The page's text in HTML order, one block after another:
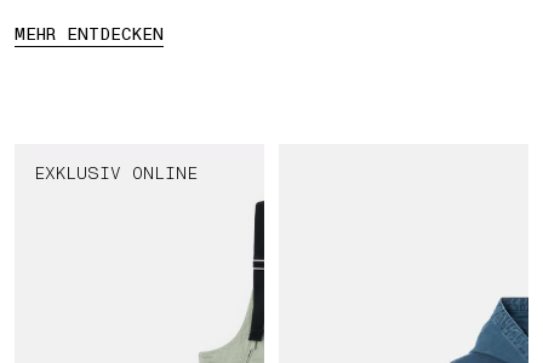
MEHR ENTDECKEN
EXKLUSIV ONLINE